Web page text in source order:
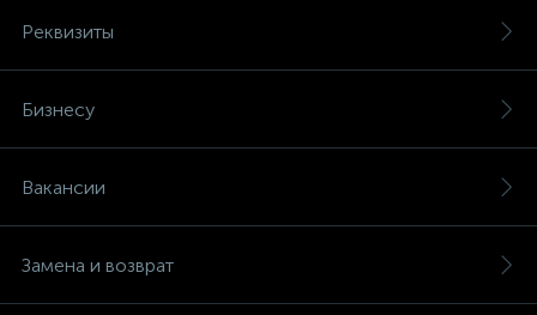
Реквизиты
Бизнесу
Вакансии
Замена и возврат